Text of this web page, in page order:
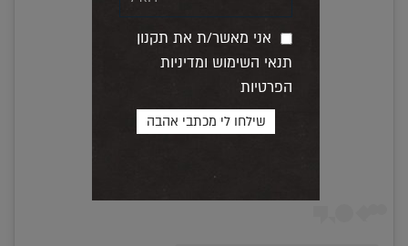
אני מאשר/ת את תקנון
תנאי השימוש ומדיניות
הפרטיות